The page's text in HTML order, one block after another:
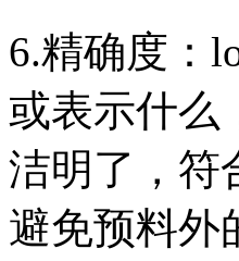
6.精确度：
或表示什么
洁明了，符
避免预料外